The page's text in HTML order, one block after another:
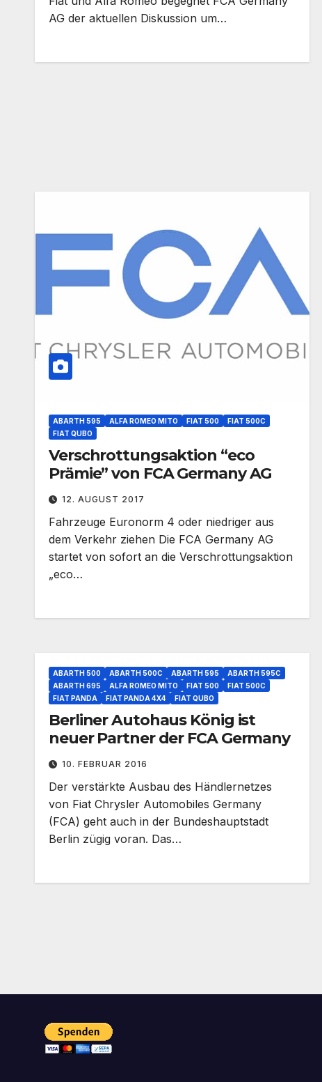
AG der aktuellen Diskussion um…
ABARTH 595 ALFA ROMEO MITO FIAT 500
FIAT 500C
FIAT QUBO
Verschrottungsaktion “eco
Prämie” von FCA Germany AG
12. AUGUST 2017
Fahrzeuge Euronorm 4 oder niedriger aus
dem Verkehr ziehen Die FCA Germany AG
startet von sofort an die Verschrottungsaktion
„eco…
ABARTH 500 ABARTH 500C ABARTH 595
ABARTH 595C
ABARTH 695
ALFA ROMEO MITO FIAT 500
FIAT 500C
FIAT PANDA
FIAT PANDA 4X4 FIAT QUBO
Berliner Autohaus König ist
neuer Partner der FCA Germany
10. FEBRUAR 2016
Der verstärkte Ausbau des Händlernetzes
von Fiat Chrysler Automobiles Germany
(FCA) geht auch in der Bundeshauptstadt
Berlin zügig voran. Das…